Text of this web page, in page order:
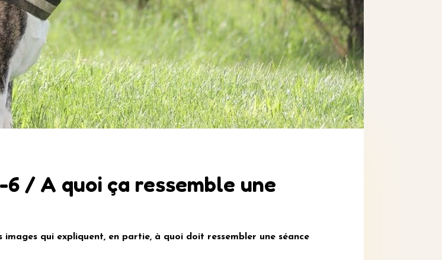
/ A quoi ça ressemble une
images qui expliquent, en partie, à quoi doit ressembler une séance